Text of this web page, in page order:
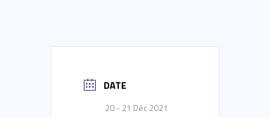
DATE
20 - 21 Déc 2021